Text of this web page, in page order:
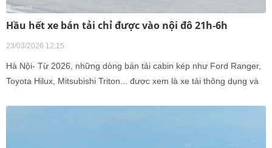
Hầu hết xe bán tải chỉ được vào nội đô 21h-6h
23/03/2026 12:15
Hà Nội- Từ 2026, những dòng bán tải cabin kép như Ford Ranger,
Toyota Hilux, Mitsubishi Triton... được xem là xe tải thông dụng và